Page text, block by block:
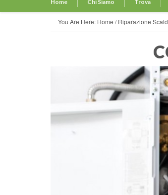
Home Chi Siamo Trova
You Are Here: Home /Riparazione